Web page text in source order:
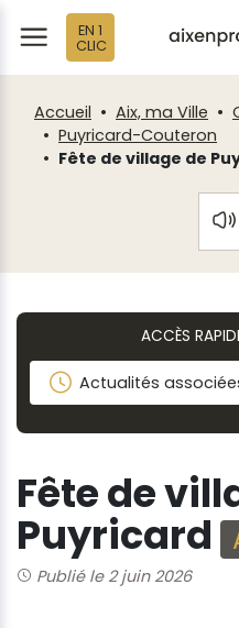
EN 1
CLIC
Accueil Aix, ma Ville
Puyricard-Couteron
Fête de village de
ACCÈS
Actualités
Fête de
Puyricard
Publié le 2 juin 2026
Fenêtre
de
chat
Panneau de gestion des